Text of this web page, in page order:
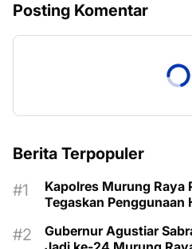
Posting Komentar
Berita Terpopuler
Kapolres Murung Raya
Tegaskan Penggunaan
Gubernur Agustiar